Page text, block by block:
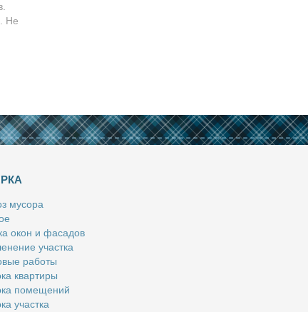
Не
му­со­ра
окон и фа­са­дов
участ­ка
ра­бо­ты
квар­ти­ры
по­ме­ще­ний
участ­ка